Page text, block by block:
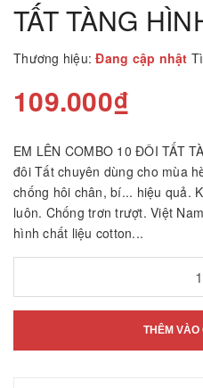
TẤT TÀNG
Thương hiệu: Đang cập nhật
109.000₫
EM LÊN COMBO 10 ĐÔI TẤT
đôi Tất chuyên dùng cho mùa
chống hôi chân, bí... hiệu quả.
luôn. Chống trơn trượt. Việt
hình chất liệu cotton...
THÊM VÀO